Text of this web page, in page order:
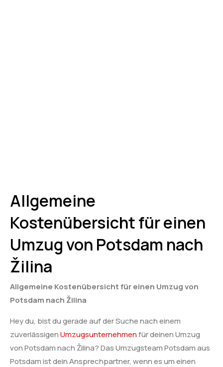
Allgemeine
Kostenübersicht für einen
Umzug von Potsdam nach
Žilina
Allgemeine Kostenübersicht für einen Umzug von
Potsdam nach Žilina
Hey du, bist du gerade auf der Suche nach einem
zuverlässigenUmzugsunternehmenfür deinen Umzug
von Potsdam nach Žilina? Das Umzugsteam Potsdam aus
Potsdam ist dein Ansprechpartner, wenn es um einen